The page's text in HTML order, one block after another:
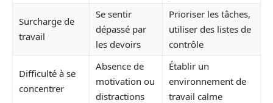
Surcharge de
travail
Se sentir
dépassé par
les devoirs
Prioriser les tâches,
utiliser des listes de
contrôle
Difficulté à se
concentrer
Absence de
motivation ou
distractions
Établir un
environnement de
travail calme